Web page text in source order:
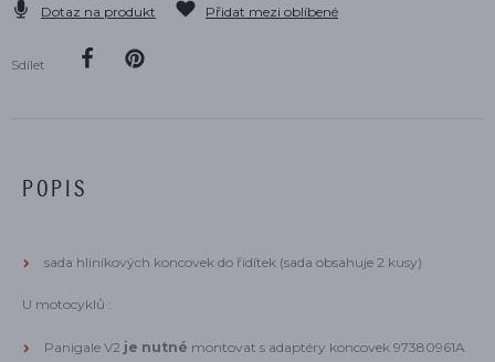
Dotaz na produkt Přidat mezi oblíbené
Sdílet
POPIS
sada hliníkových koncovek do řídítek (sada obsahuje 2 kusy)
U motocyklů :
Panigale V2 je nutné montovat s adaptéry koncovek 97380961A